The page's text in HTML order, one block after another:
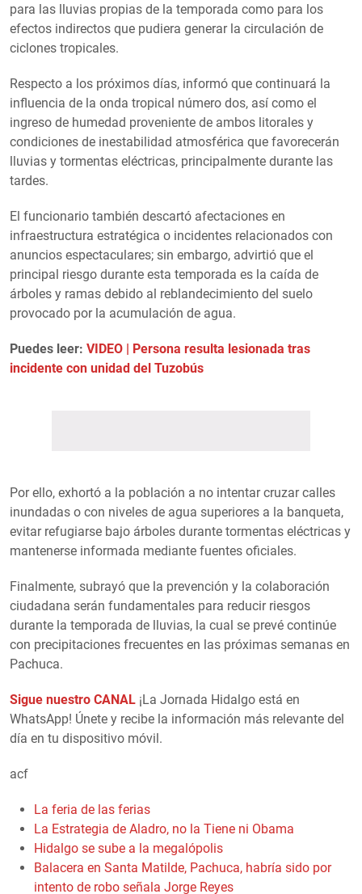
para las lluvias propias de la temporada como para los
efectos indirectos que pudiera generar la circulación de
ciclones tropicales.
Respecto a los próximos días, informó que continuará la
influencia de la onda tropical número dos, así como el
ingreso de humedad proveniente de ambos litorales y
condiciones de inestabilidad atmosférica que favorecerán
lluvias y tormentas eléctricas, principalmente durante las
tardes.
El funcionario también descartó afectaciones en
infraestructura estratégica o incidentes relacionados con
anuncios espectaculares; sin embargo, advirtió que el
principal riesgo durante esta temporada es la caída de
árboles y ramas debido al reblandecimiento del suelo
provocado por la acumulación de agua.
Puedes leer: VIDEO | Persona resulta lesionada tras
incidente con unidad del Tuzobús
Por ello, exhortó a la población a no intentar cruzar calles
inundadas o con niveles de agua superiores a la banqueta,
evitar refugiarse bajo árboles durante tormentas eléctricas y
mantenerse informada mediante fuentes oficiales.
Finalmente, subrayó que la prevención y la colaboración
ciudadana serán fundamentales para reducir riesgos
durante la temporada de lluvias, la cual se prevé continúe
con precipitaciones frecuentes en las próximas semanas en
Pachuca.
Sigue nuestro CANAL ¡La Jornada Hidalgo está en
WhatsApp! Únete y recibe la información más relevante del
día en tu dispositivo móvil.
acf
La feria de las ferias
La Estrategia de Aladro, no la Tiene ni Obama
Hidalgo se sube a la megalópolis
Balacera en Santa Matilde, Pachuca, habría sido por
intento de robo señala Jorge Reyes